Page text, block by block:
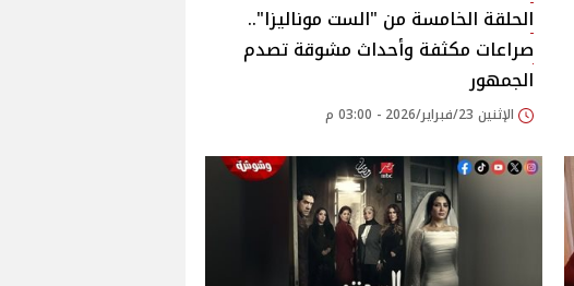
الحلقة الخامسة من "الست موناليزا"..
صراعات مكثفة وأحداث مشوقة تصدم
الجمهور
الإثنين 23/فبراير/2026 - 03:00 م